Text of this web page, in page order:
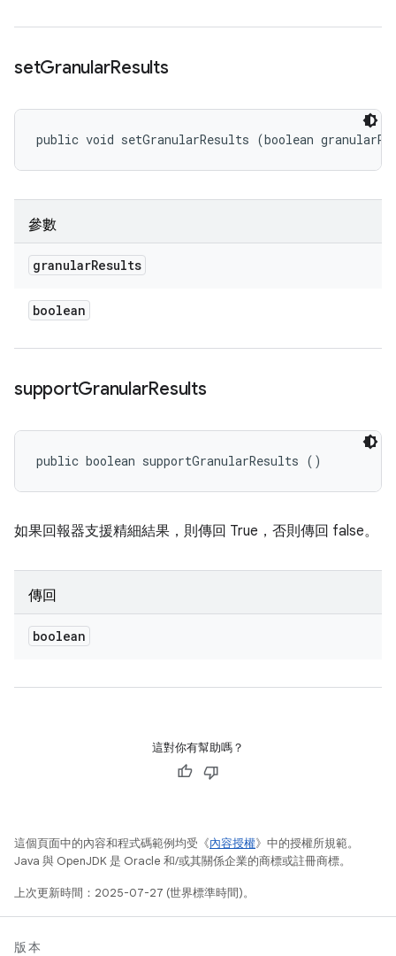
setGranularResults
public void setGranularResults (boolean
參數
granularResults
boolean
supportGranularResults
public boolean supportGranularResults ()
如果回報器支援精細結果，則傳回 True，否則傳回 false。
傳回
boolean
這對你有幫助嗎？
這個頁面中的內容和程式碼範例均受《內容授權》中的授權所規範。
Java 與 OpenJDK 是 Oracle 和/或其關係企業的商標或註冊商標。
上次更新時間：2025-07-27 (世界標準時間)。
版本